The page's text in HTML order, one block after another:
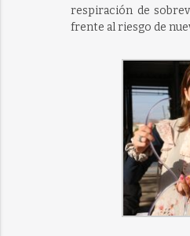
respiración de
frente al riesgo de